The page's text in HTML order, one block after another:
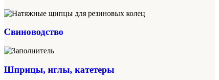
Свиноводство
Шприцы, иглы, катетеры